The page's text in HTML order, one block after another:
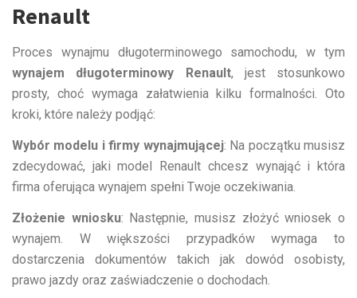
Renault
Proces wynajmu długoterminowego samochodu, w tym
wynajem długoterminowy Renault, jest stosunkowo
prosty, choć wymaga załatwienia kilku formalności. Oto
kroki, które należy podjąć:
Wybór modelu i firmy wynajmującej: Na początku musisz
zdecydować, jaki model Renault chcesz wynająć i która
firma oferująca wynajem spełni Twoje oczekiwania.
Złożenie wniosku: Następnie, musisz złożyć wniosek o
wynajem. W większości przypadków wymaga to
dostarczenia dokumentów takich jak dowód osobisty,
prawo jazdy oraz zaświadczenie o dochodach.